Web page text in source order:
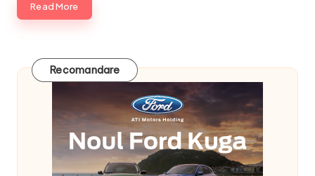
Read More
Recomandare